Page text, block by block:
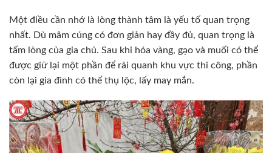
Một điều cần nhớ là lòng thành tâm là yếu tố quan trọng
nhất. Dù mâm cúng có đơn giản hay đầy đủ, quan trọng là
tấm lòng của gia chủ. Sau khi hóa vàng, gạo và muối có thể
được giữ lại một phần để rải quanh khu vực thi công, phần
còn lại gia đình có thể thụ lộc, lấy may mắn.